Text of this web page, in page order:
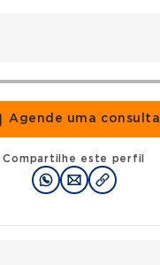
Agende uma consulta
Compartilhe este perfil